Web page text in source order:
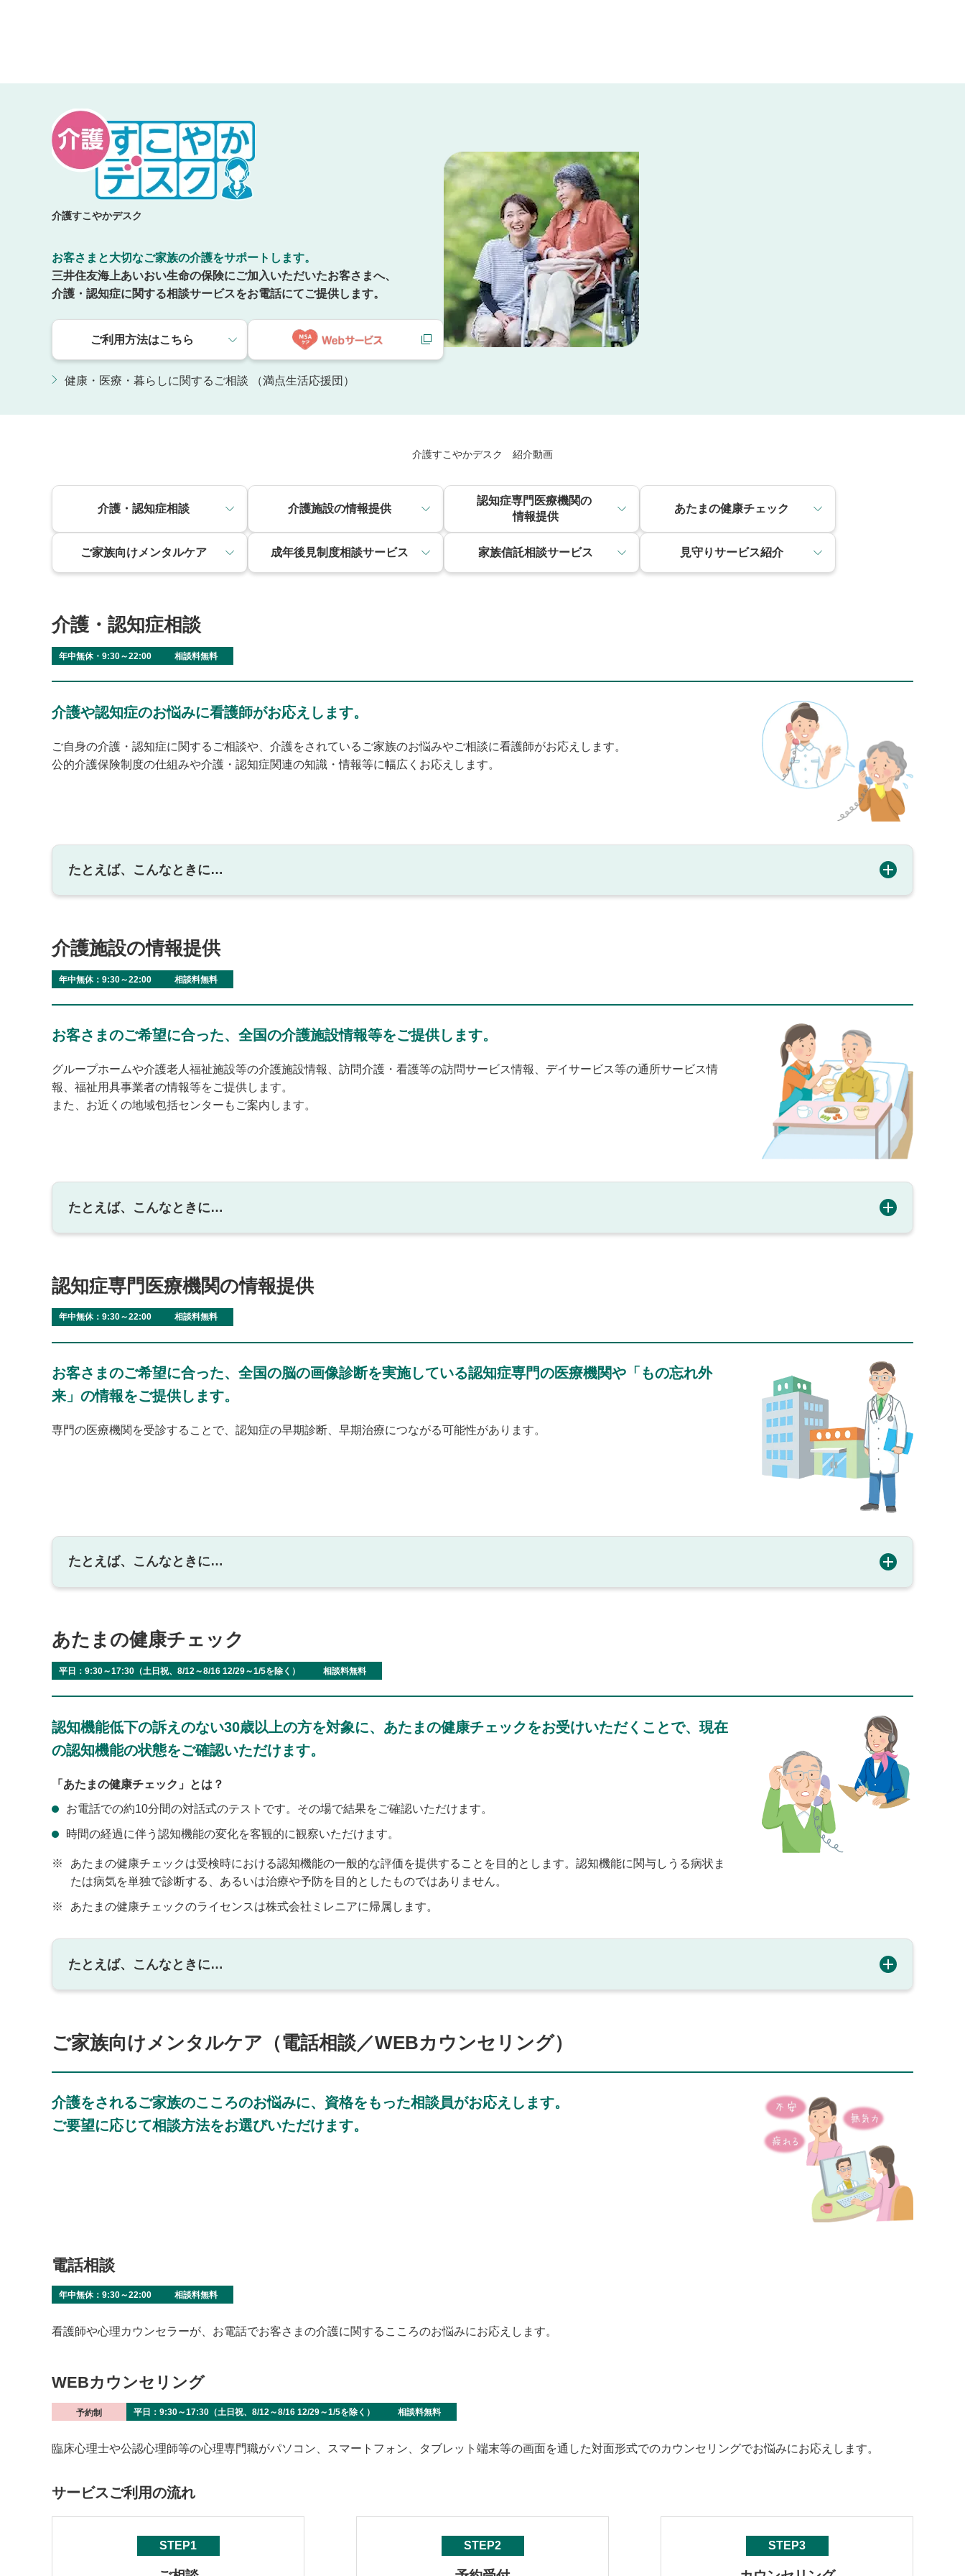
介護すこやかデスク
お客さまと大切なご家族の介護をサポートします。
三井住友海上あいおい生命の保険にご加入いただいたお客さまへ、
介護・認知症に関する相談サービスをお電話にてご提供します。
ご利用方法はこちら
健康・医療・暮らしに関するご相談 （満点生活応援団）
介護すこやかデスク 紹介動画
介護・認知症相談 介護施設の情報提供
認知症専門医療機関の
情報提供
あたまの健康チェック
ご家族向けメンタルケア 成年後見制度相談サービス 家族信託相談サービス 見守りサービス紹介
介護・認知症相談
年中無休・9:30～22:00 相談料無料
介護や認知症のお悩みに看護師がお応えします。
ご自身の介護・認知症に関するご相談や、介護をされているご家族のお悩みやご相談に看護師がお応えします。
公的介護保険制度の仕組みや介護・認知症関連の知識・情報等に幅広くお応えします。
たとえば、こんなときに…
介護施設の情報提供
年中無休：9:30～22:00 相談料無料
お客さまのご希望に合った、全国の介護施設情報等をご提供します。
グループホームや介護老人福祉施設等の介護施設情報、訪問介護・看護等の訪問サービス情報、デイサービス等の通所サービス情
報、福祉用具事業者の情報等をご提供します。
また、お近くの地域包括センターもご案内します。
たとえば、こんなときに…
認知症専門医療機関の情報提供
年中無休：9:30～22:00 相談料無料
お客さまのご希望に合った、全国の脳の画像診断を実施している認知症専門の医療機関や「もの忘れ外
来」の情報をご提供します。
専門の医療機関を受診することで、認知症の早期診断、早期治療につながる可能性があります。
たとえば、こんなときに…
あたまの健康チェック
平日：9:30～17:30（土日祝、8/12～8/16 12/29～1/5を除く） 相談料無料
認知機能低下の訴えのない30歳以上の方を対象に、あたまの健康チェックをお受けいただくことで、現在
の認知機能の状態をご確認いただけます。
「あたまの健康チェック」とは？
お電話での約10分間の対話式のテストです。その場で結果をご確認いただけます。
時間の経過に伴う認知機能の変化を客観的に観察いただけます。
※
あたまの健康チェックは受検時における認知機能の一般的な評価を提供することを目的とします。認知機能に関与しうる病状ま
たは病気を単独で診断する、あるいは治療や予防を目的としたものではありません。
※ あたまの健康チェックのライセンスは株式会社ミレニアに帰属します。
たとえば、こんなときに…
ご家族向けメンタルケア（電話相談／WEBカウンセリング）
介護をされるご家族のこころのお悩みに、資格をもった相談員がお応えします。
ご要望に応じて相談方法をお選びいただけます。
電話相談
年中無休：9:30～22:00 相談料無料
看護師や心理カウンセラーが、お電話でお客さまの介護に関するこころのお悩みにお応えします。
WEBカウンセリング
予約制 平日：9:30～17:30（土日祝、8/12～8/16 12/29～1/5を除く） 相談料無料
臨床心理士や公認心理師等の心理専門職がパソコン、スマートフォン、タブレット端末等の画面を通した対面形式でのカウンセリングでお悩みにお応えします。
サービスご利用の流れ
STEP1 STEP2 STEP3